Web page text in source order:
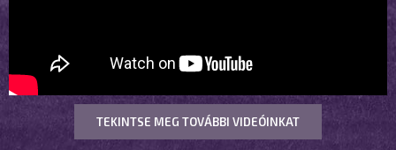
TEKINTSE MEG TOVÁBBI VIDEÓINKAT